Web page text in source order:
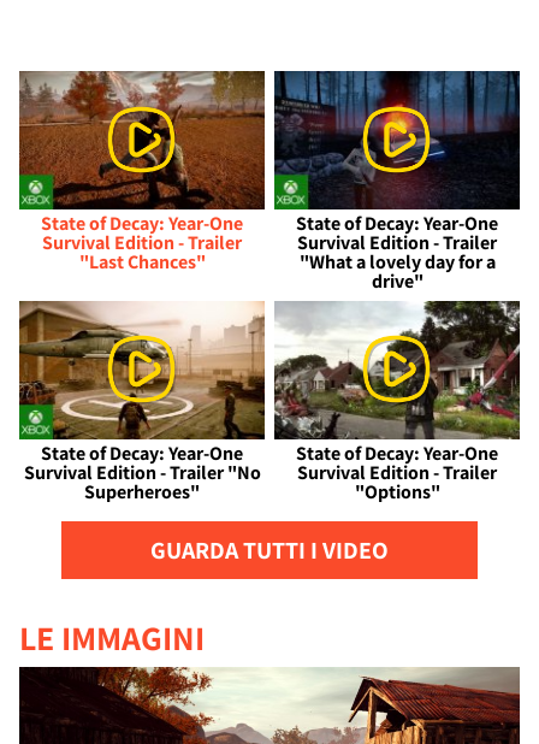
State of Decay: Year-One
Survival Edition - Trailer
"Last Chances"
State of Decay: Year-One
Survival Edition - Trailer
"What a lovely day for a
drive"
State of Decay: Year-One
Survival Edition - Trailer "No
Superheroes"
State of Decay: Year-One
Survival Edition - Trailer
"Options"
GUARDA TUTTI I VIDEO
LE IMMAGINI